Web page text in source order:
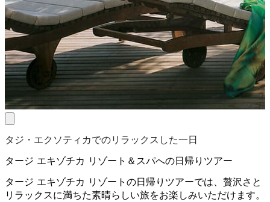
タジ・エクソティカでのリラックスした一日
タージ エキゾチカ リゾート＆スパへの日帰りツアー
タージ エキゾチカ リゾートの日帰りツアーでは、贅沢さと
リラックスに満ちた素晴らしい旅をお楽しみいただけます。